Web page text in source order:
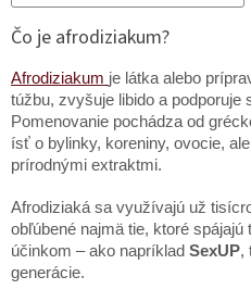
Čo je afrodiziakum?
Afrodiziakum je látka alebo
túžbu, zvyšuje libido a podporuje
Pomenovanie pochádza od
ísť o bylinky, koreniny, ovocie,
prírodnými extraktmi.
Afrodiziaká sa využívajú už
obľúbené najmä tie, ktoré
účinkom – ako napríklad SexUP,
generácie.